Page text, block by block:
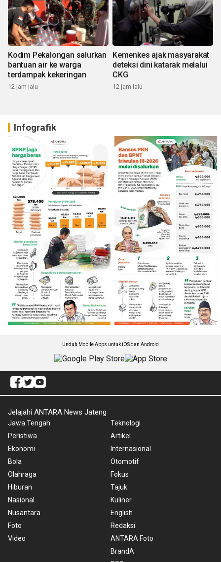
Kodim Pekalongan salurkan
bantuan air ke warga
terdampak kekeringan
12 jam lalu
Kemenkes ajak masyarakat
deteksi dini katarak melalui
CKG
12 jam lalu
Infografik
Unduh Mobile Apps untuk iOS dan Android
Jelajahi ANTARA News Jateng
Jawa Tengah
Peristiwa
Ekonomi
Bola
Olahraga
Hiburan
Nasional
Nusantara
Foto
Video
Teknologi
Artikel
Internasional
Otomotif
Fokus
Tajuk
Kuliner
English
Redaksi
ANTARA Foto
BrandA